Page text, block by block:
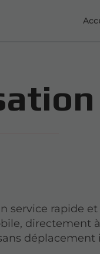
service rapide
directement à
déplacement